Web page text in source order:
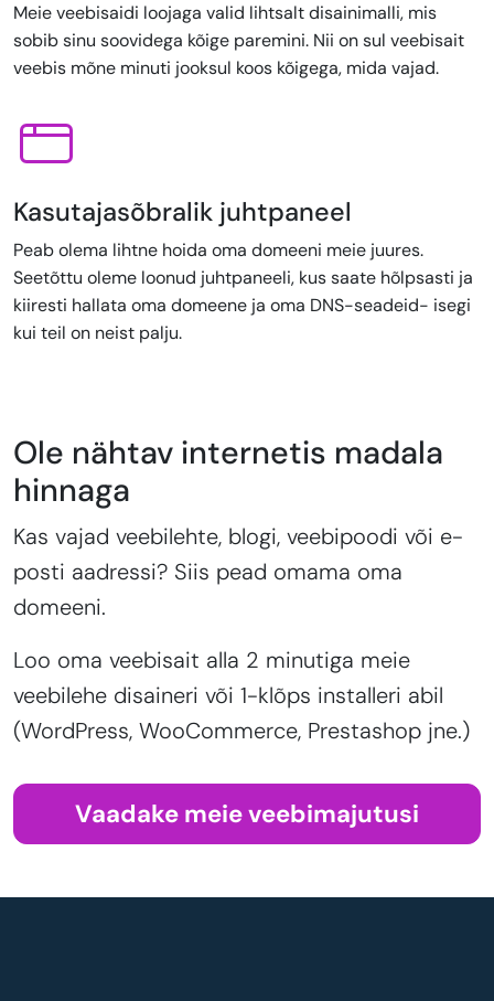
Meie veebisaidi loojaga valid lihtsalt disainimalli, mis
sobib sinu soovidega kõige paremini. Nii on sul veebisait
veebis mõne minuti jooksul koos kõigega, mida vajad.
Kasutajasõbralik juhtpaneel
Peab olema lihtne hoida oma domeeni meie juures.
Seetõttu oleme loonud juhtpaneeli, kus saate hõlpsasti ja
kiiresti hallata oma domeene ja oma DNS-seadeid- isegi
kui teil on neist palju.
Ole nähtav internetis madala
hinnaga
Kas vajad veebilehte, blogi, veebipoodi või e-
posti aadressi? Siis pead omama oma
domeeni.
Loo oma veebisait alla 2 minutiga meie
veebilehe disaineri või 1-klõps installeri abil
(WordPress, WooCommerce, Prestashop jne.)
Vaadake meie veebimajutusi